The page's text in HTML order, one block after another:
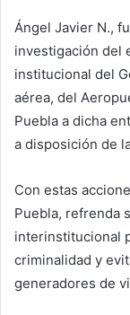
Ángel Javier N.,
investigación del
institucional del
aérea, del
Puebla a dicha
a disposición de
Con estas
Puebla, refrenda
interinstitucional
criminalidad y
generadores de